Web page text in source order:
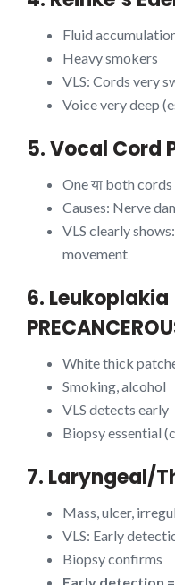
Fluid
Heavy smokers
VLS: Cords very
Voice very deep
5. Vocal Cord
One या both cords
Causes: Nerve
VLS clearly
movement
6.
White thick
Smoking, alcohol
VLS detects early
Biopsy essential
7. Laryngeal/
Mass, ulcer,
VLS: Early
Biopsy confirms
Early detection